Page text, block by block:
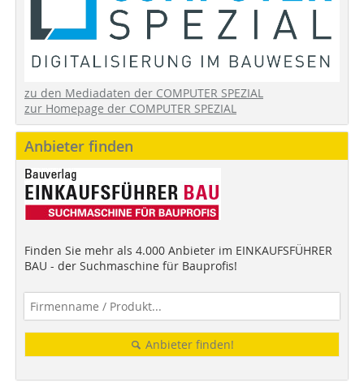
zu den Mediadaten der COMPUTER SPEZIAL
zur Homepage der COMPUTER SPEZIAL
Anbieter finden
Finden Sie mehr als 4.000 Anbieter im EINKAUFSFÜHRER
BAU - der Suchmaschine für Bauprofis!
Anbieter finden!